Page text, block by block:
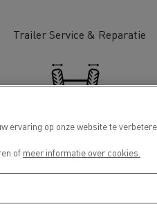
Trailer Service & Reparatie
ervaring op onze website te
of meer informatie over cookies.